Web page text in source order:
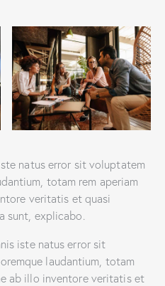
natus error sit voluptatem
totam rem aperiam
veritatis et quasi
explicabo.
iste natus error sit
laudantium, totam
ab illo inventore veritatis et